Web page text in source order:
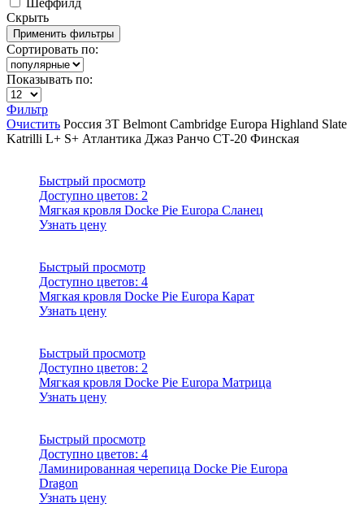
Скрыть
Сортировать по:
Показывать по:
Фильтр
Очистить Россия 3T Belmont Cambridge Europa Highland Slate
Katrilli L+ S+ Атлантика Джаз Ранчо СТ-20 Финская
Быстрый просмотр
Доступно цветов: 2
Мягкая кровля Docke Pie Europa Сланец
Узнать цену
Быстрый просмотр
Доступно цветов: 4
Мягкая кровля Docke Pie Europa Карат
Узнать цену
Быстрый просмотр
Доступно цветов: 2
Мягкая кровля Docke Pie Europa Матрица
Узнать цену
Быстрый просмотр
Доступно цветов: 4
Ламинированная черепица Docke Pie Europa
Dragon
Узнать цену